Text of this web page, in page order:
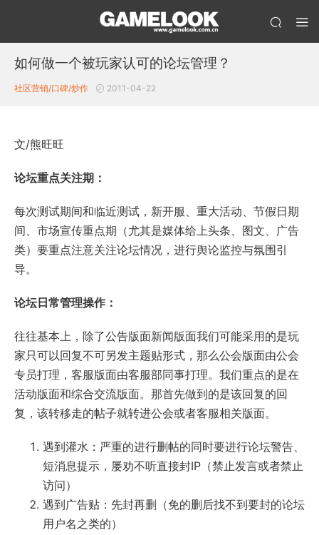
如何做一个被玩家认可的论坛管理？
社区营销/口碑/炒作 2011-04-22
文/熊旺旺
论坛重点关注期：
每次测试期间和临近测试，新开服、重大活动、节假日期
间、市场宣传重点期（尤其是媒体给上头条、图文、广告
类）要重点注意关注论坛情况，进行舆论监控与氛围引
导。
论坛日常管理操作：
往往基本上，除了公告版面新闻版面我们可能采用的是玩
家只可以回复不可另发主题贴形式，那么公会版面由公会
专员打理，客服版面由客服部同事打理。我们重点的是在
活动版面和综合交流版面。那首先做到的是该回复的回
复，该转移走的帖子就转进公会或者客服相关版面。
遇到灌水：严重的进行删帖的同时要进行论坛警告、
短消息提示，屡劝不听直接封IP（禁止发言或者禁止
访问）
遇到广告贴：先封再删（免的删后找不到要封的论坛
用户名之类的）